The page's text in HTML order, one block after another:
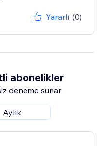
Yararlı (0)
abonelikler
deneme sunar
Aylık